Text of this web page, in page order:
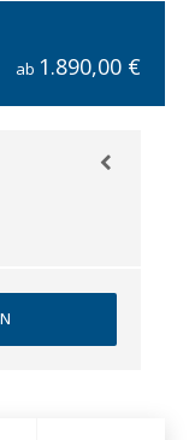
ab 1.890,00 €